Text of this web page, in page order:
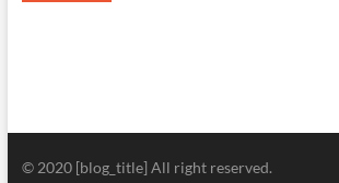
© 2020 [blog_title] All right reserved.